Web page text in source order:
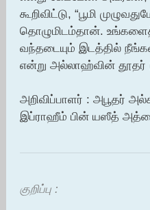
கூறிவிட்டு, “பூமி
தொழுமிடம்தான்.
வந்தடையும் இடத்தில்
என்று அல்லாஹ்வின் தூதர்
அறிவிப்பாளர் : அபூதர்
இப்ராஹீம் பின் யஸீத்
குறிப்பு :